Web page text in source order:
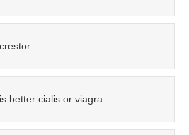
better cialis or viagra